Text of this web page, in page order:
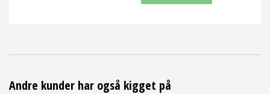
Andre kunder har også kigget på